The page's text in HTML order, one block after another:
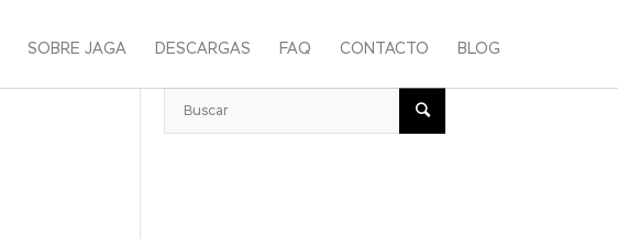
SOBRE JAGA DESCARGAS FAQ CONTACTO BLOG